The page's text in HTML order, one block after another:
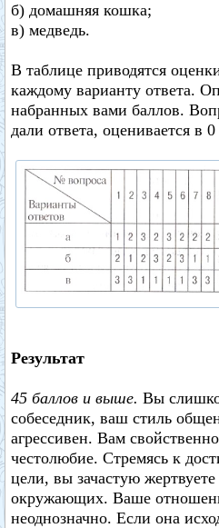
б) домашняя кошка;
в) медведь.
В таблице приводятся
каждому варианту ответа.
набранных вами баллов.
дали ответа, оценивается в
Результат
45 баллов и выше. Вы
собеседник, ваш стиль
агрессивен. Вам
честолюбие. Стремясь к
цели, вы зачастую
окружающих. Ваше
неоднозначно. Если она